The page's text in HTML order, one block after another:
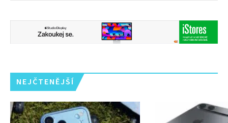
NEJČTENĚJŠÍ